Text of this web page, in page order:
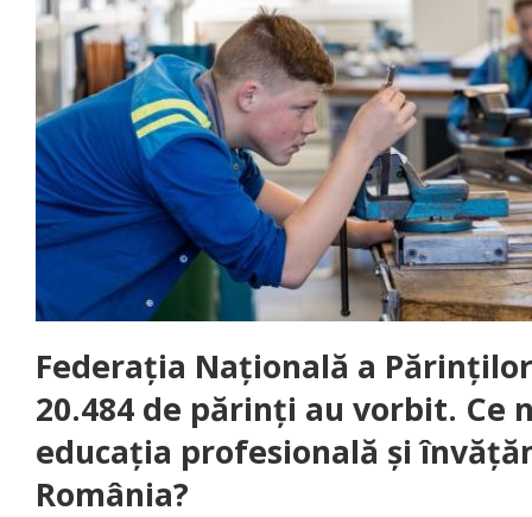
Federația Națională a
20.484 de părinți au vorbit. Ce
educația profesională și
România?